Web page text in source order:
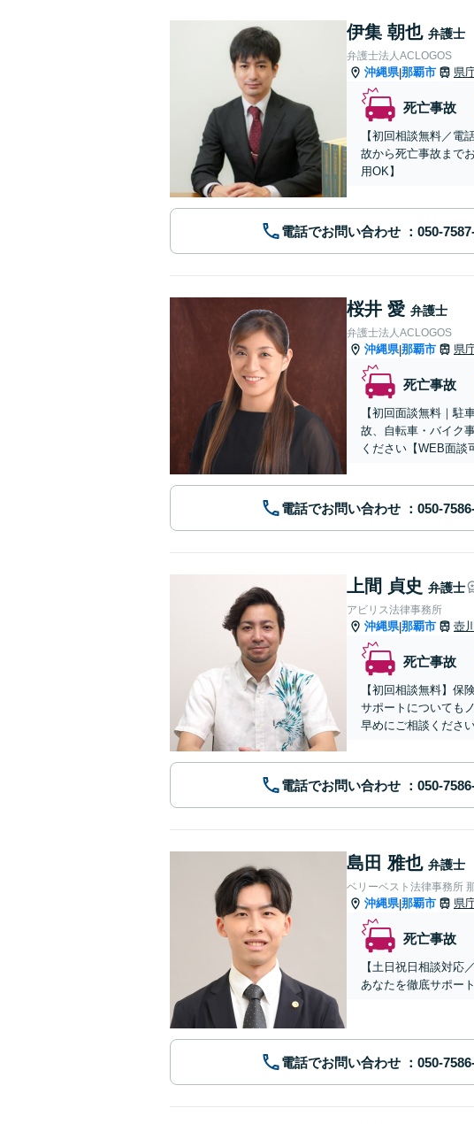
伊集 朝也 弁護士
弁護士法人ACLOGOS
沖縄県|那覇市 県
死亡事故
【初回相談無料／
故から死亡事故まで
用OK】
電話でお問い合わせ
桜井 愛 弁護士
弁護士法人ACLOGOS
沖縄県|那覇市 県
死亡事故
【初回面談無料｜
故、自転車・バイク
ください【WEB面談
電話でお問い合わせ
上間 貞史 弁護士
アビリス法律事務所
沖縄県|那覇市 壺
死亡事故
【初回相談無料】
サポートについても
早めにご相談ください
電話でお問い合わせ
島田 雅也 弁護士
ベリーベスト法律事務所
沖縄県|那覇市 県
死亡事故
【土日祝日相談対
あなたを徹底サポー
電話でお問い合わせ